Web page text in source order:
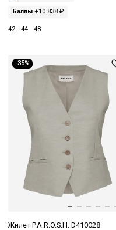
Баллы +10 838 ₽
42 44 48
-35%
Жилет P.A.R.O.S.H. D410028